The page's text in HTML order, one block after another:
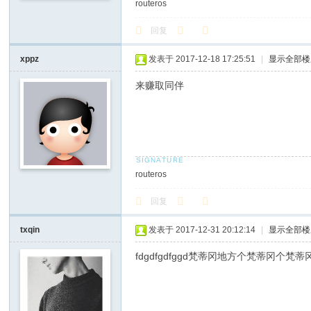
routeros
回复
xppz 发表于 2017-12-18 17:25:51 显示全部
来赚取同伴
routeros
回复
txqin 发表于 2017-12-31 20:12:14 显示全部
fdgdfgdfggd梵蒂冈地方个梵蒂冈个梵蒂